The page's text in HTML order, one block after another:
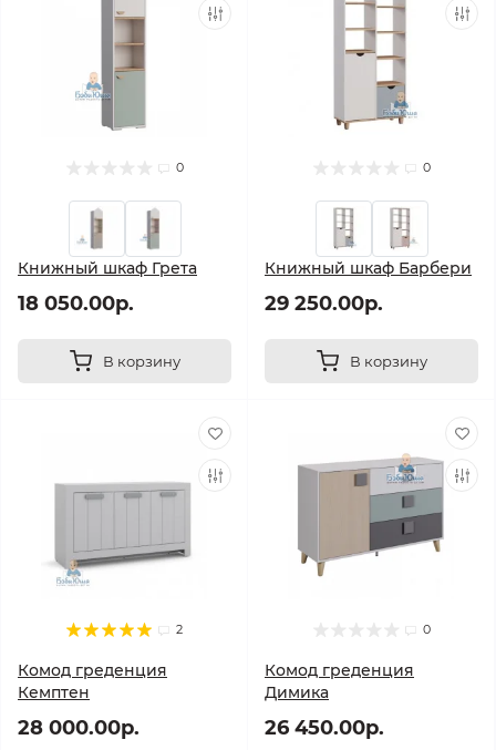
0
Книжный шкаф Грета
18 050.00р.
В корзину
0
Книжный шкаф Барбери
29 250.00р.
В корзину
2
Комод греденция
Кемптен
28 000.00р.
0
Комод греденция
Димика
26 450.00р.